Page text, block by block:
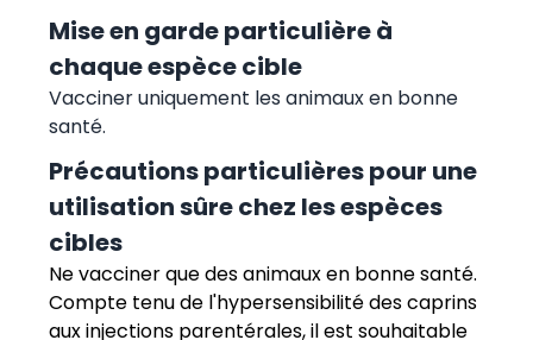
Mise en garde particulière à
chaque espèce cible
Vacciner uniquement les animaux en bonne
santé.
Précautions particulières pour une
utilisation sûre chez les espèces
cibles
Ne vacciner que des animaux en bonne santé.
Compte tenu de l'hypersensibilité des caprins
aux injections parentérales, il est souhaitable